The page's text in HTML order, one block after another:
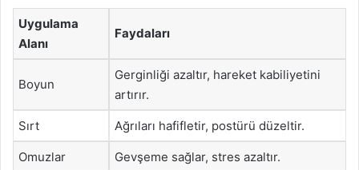
Uygulama
Alanı
Faydaları
Boyun
Gerginliği azaltır, hareket kabiliyetini
artırır.
Sırt Ağrıları hafifletir, postürü düzeltir.
Omuzlar Gevşeme sağlar, stres azaltır.